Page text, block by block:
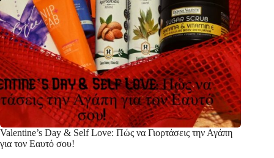
Valentine’s Day & Self Love: Πώς να Γιορτάσεις την Αγάπη
για τον Εαυτό σου!